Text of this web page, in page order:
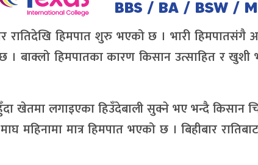
रातिदेखि हिमपात शुरु भएको छ । भारी
बाक्लो हिमपातका कारण किसान उत्साहित र खुशी
खेतमा लगाइएका हिउँदेबाली सुक्ने भए भन्दै किसान
महिनामा मात्र हिमपात भएको छ । बिहीबार